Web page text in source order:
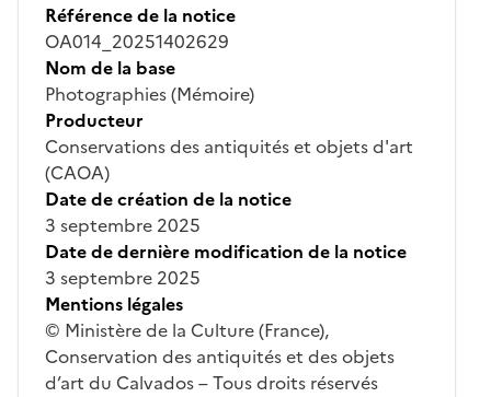
Référence de la notice
OA014_20251402629
Nom de la base
Photographies (Mémoire)
Producteur
Conservations des antiquités et objets d'art
(CAOA)
Date de création de la notice
3 septembre 2025
Date de dernière modification de la notice
3 septembre 2025
Mentions légales
© Ministère de la Culture (France),
Conservation des antiquités et des objets
d’art du Calvados – Tous droits réservés